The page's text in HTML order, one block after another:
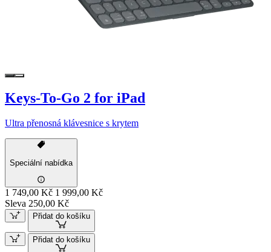
Keys-To-Go 2 for iPad
Ultra přenosná klávesnice s krytem
Speciální nabídka
1 749,00 Kč 1 999,00 Kč
Sleva 250,00 Kč
Přidat do košíku
Přidat do košíku